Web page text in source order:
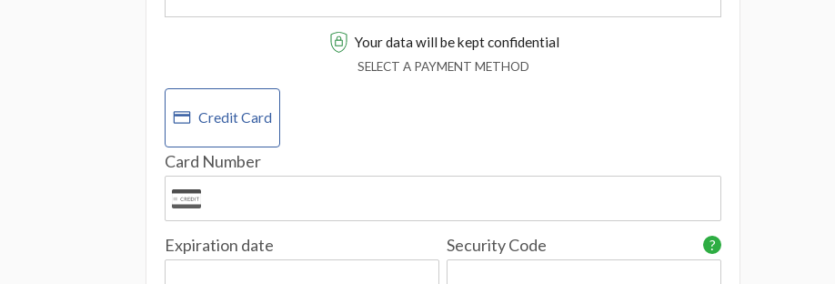
Your data will be kept confidential
SELECT A PAYMENT METHOD
Credit Card
Card Number
Expiration date ?
Security Code